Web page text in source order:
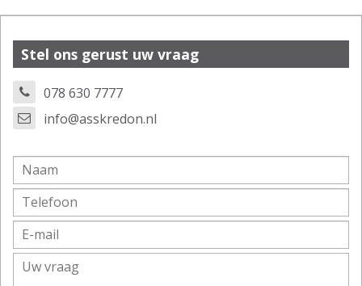
Stel ons gerust uw vraag
078 630 7777
info@asskredon.nl